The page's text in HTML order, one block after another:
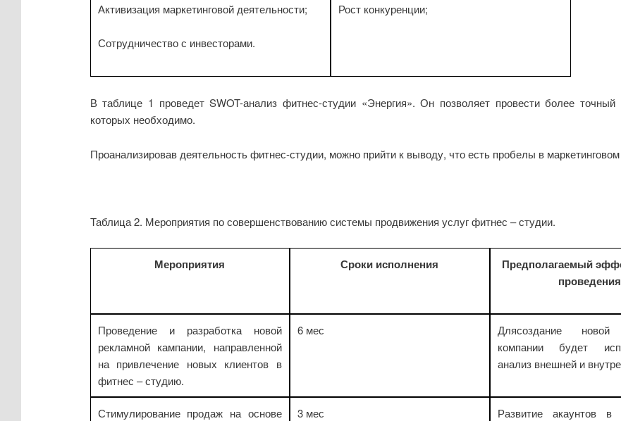
Активизация маркетинговой деятельности;
Сотрудничество с инвесторами.
Рост конкуренции;
В таблице 1 проведет SWOT-анализ фитнес-студии «Энергия». Он позволяет провести более
которых необходимо.
Проанализировав деятельность фитнес-студии, можно прийти к выводу, что есть пробелы в
Таблица 2. Мероприятия по совершенствованию системы продвижения услуг фитнес – студии.
Мероприятия Сроки исполнения
Предполагаемый
проведения
Проведение и разработка новой
рекламной кампании, направленной
на привлечение новых клиентов в
фитнес – студию.
6 мес
Длясоздание новой
компании будет
анализ внешней и
Стимулирование продаж на основе
3 мес
Развитие акаунтов в